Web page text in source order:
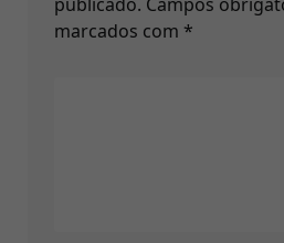
marcados com *